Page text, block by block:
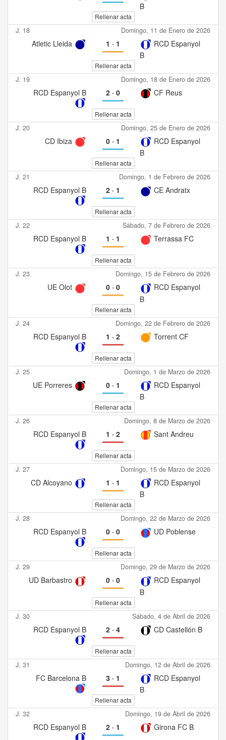
B
Rellenar acta
J. 18 Domingo, 11 de Enero de 2026
Atletic Lleida 1 · 1
RCD Espanyol
B
Rellenar acta
J. 19 Domingo, 18 de Enero de 2026
RCD Espanyol B 2· 0 CF Reus
Rellenar acta
J. 20 Domingo, 25 de Enero de 2026
CD Ibiza 0· 1
RCD Espanyol
B
Rellenar acta
J. 21 Domingo, 1 de Febrero de 2026
RCD Espanyol B 2· 1 CE Andratx
Rellenar acta
J. 22 Sábado, 7 de Febrero de 2026
RCD Espanyol B 1 · 1 Terrassa FC
Rellenar acta
J. 23 Domingo, 15 de Febrero de 2026
UE Olot 0· 0
RCD Espanyol
B
Rellenar acta
J. 24 Domingo, 22 de Febrero de 2026
RCD Espanyol B 1 · 2 Torrent CF
Rellenar acta
J. 25 Domingo, 1 de Marzo de 2026
UE Porreres 0· 1
RCD Espanyol
B
Rellenar acta
J. 26 Domingo, 8 de Marzo de 2026
RCD Espanyol B 1 · 2 Sant Andreu
Rellenar acta
J. 27 Domingo, 15 de Marzo de 2026
CD Alcoyano 1 · 1
RCD Espanyol
B
Rellenar acta
J. 28 Domingo, 22 de Marzo de 2026
RCD Espanyol B 0· 0 UD Poblense
Rellenar acta
J. 29 Domingo, 29 de Marzo de 2026
UD Barbastro 0· 0
RCD Espanyol
B
Rellenar acta
J. 30 Sábado, 4 de Abril de 2026
RCD Espanyol B 2· 4 CD Castellón B
Rellenar acta
J. 31 Domingo, 12 de Abril de 2026
FC Barcelona B 3· 1
RCD Espanyol
B
Rellenar acta
J. 32 Domingo, 19 de Abril de 2026
RCD Espanyol B 2· 1 Girona FC B